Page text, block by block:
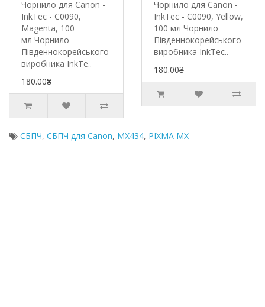
Чорнило для Canon -
InkTec - C0090,
Magenta, 100
мл Чорнило
Південнокорейського
виробника InkTe..
180.00₴
Чорнило для Canon -
InkTec - C0090, Yellow,
100 мл Чорнило
Південнокорейського
виробника InkTec..
180.00₴
СБПЧ, СБПЧ для Canon, MX434, PIXMA MX